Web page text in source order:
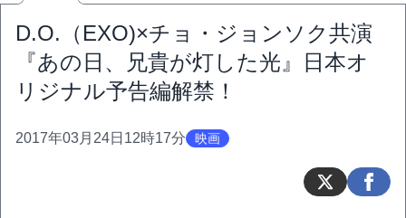
D.O.（EXO)×チョ・ジョンソク共演
『あの日、兄貴が灯した光』日本オ
リジナル予告編解禁！
2017年03月24日12時17分 映画